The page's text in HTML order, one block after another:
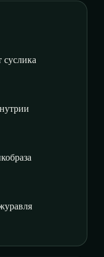
суслика